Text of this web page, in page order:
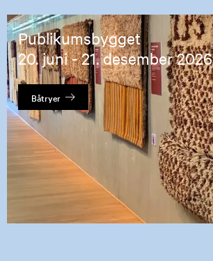
Publikumsbygget
20. juni - 21. desember 2026
Båtryer